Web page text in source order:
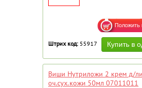
Штрих код: 55917
Виши Нутриложи 2 крем д/
оч.сух.кожи 50мл 07011011